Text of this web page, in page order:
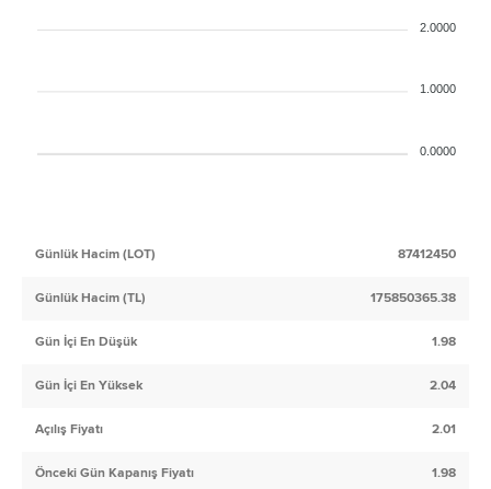
2.0000
1.0000
0.0000
Günlük Hacim (LOT) 87412450
Günlük Hacim (TL) 175850365.38
Gün İçi En Düşük 1.98
Gün İçi En Yüksek 2.04
Açılış Fiyatı 2.01
Önceki Gün Kapanış Fiyatı 1.98